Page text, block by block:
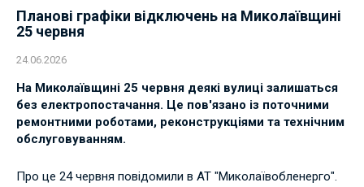
Планові графіки відключень на Миколаївщині
25 червня
24.06.2026
На Миколаївщині 25 червня деякі вулиці залишаться
без електропостачання. Це пов'язано із поточними
ремонтними роботами, реконструкціями та технічним
обслуговуванням.
Про це 24 червня повідомили в АТ "Миколаївобленерго".